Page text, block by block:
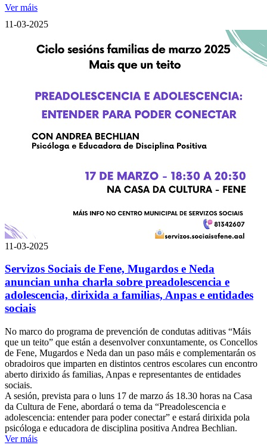
Ver máis
11-03-2025
11-03-2025
Servizos Sociais de Fene, Mugardos e Neda
anuncian unha charla sobre preadolescencia e
adolescencia, dirixida a familias, Anpas e entidades
sociais
No marco do programa de prevención de condutas aditivas “Máis
que un teito” que están a desenvolver conxuntamente, os Concellos
de Fene, Mugardos e Neda dan un paso máis e complementarán os
obradoiros que imparten en distintos centros escolares cun encontro
aberto dirixido ás familias, Anpas e representantes de entidades
sociais.
A sesión, prevista para o luns 17 de marzo ás 18.30 horas na Casa
da Cultura de Fene, abordará o tema da “Preadolescencia e
adolescencia: entender para poder conectar” e estará dirixida pola
psicóloga e educadora de disciplina positiva Andrea Bechlian.
Ver máis